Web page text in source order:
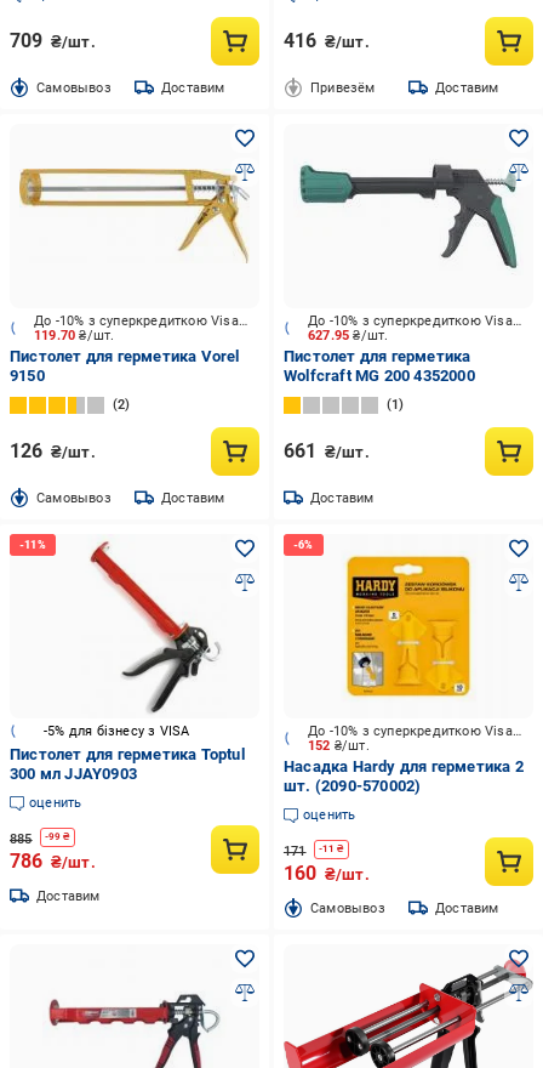
709 ₴/шт.
Cамовывоз Доставим
416 ₴/шт.
Привезём Доставим
119.70₴/шт.
До -10% з суперкредиткою Visa Вигода
Пистолет для герметика Vorel
9150
2
126 ₴/шт.
Cамовывоз Доставим
627.95₴/шт.
До -10% з суперкредиткою Visa Вигода
Пистолет для герметика
Wolfcraft MG 200 4352000
1
661 ₴/шт.
Доставим
-5% для бізнесу з VISA
Пистолет для герметика Toptul
300 мл JJAY0903
оценить
885 -99 ₴
786 ₴/шт.
Доставим
152 ₴/шт.
До -10% з суперкредиткою Visa Вигода
Насадка Hardy для герметика 2
шт. (2090-570002)
оценить
171 -11 ₴
160 ₴/шт.
Cамовывоз Доставим